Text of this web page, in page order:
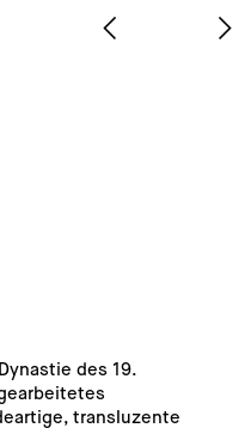
des 19.
transluzente